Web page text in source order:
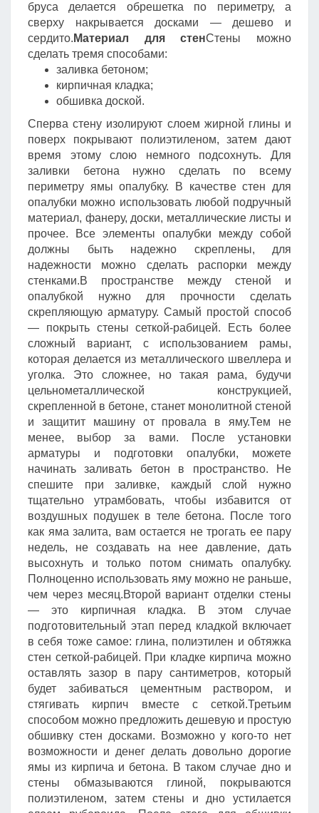
бруса делается обрешетка по периметру, а
сверху накрывается досками — дешево и
сердито. Материал для стенСтены можно
сделать тремя способами:
заливка бетоном;
кирпичная кладка;
обшивка доской.
Сперва стену изолируют слоем жирной глины и
поверх покрывают полиэтиленом, затем дают
время этому слою немного подсохнуть. Для
заливки бетона нужно сделать по всему
периметру ямы опалубку. В качестве стен для
опалубки можно использовать любой подручный
материал, фанеру, доски, металлические листы и
прочее. Все элементы опалубки между собой
должны быть надежно скреплены, для
надежности можно сделать распорки между
стенками.В пространстве между стеной и
опалубкой нужно для прочности сделать
скрепляющую арматуру. Самый простой способ
— покрыть стены сеткой-рабицей. Есть более
сложный вариант, с использованием рамы,
которая делается из металлического швеллера и
уголка. Это сложнее, но такая рама, будучи
цельнометаллической конструкцией,
скрепленной в бетоне, станет монолитной стеной
и защитит машину от провала в яму.Тем не
менее, выбор за вами. После установки
арматуры и подготовки опалубки, можете
начинать заливать бетон в пространство. Не
спешите при заливке, каждый слой нужно
тщательно утрамбовать, чтобы избавится от
воздушных подушек в теле бетона. После того
как яма залита, вам остается не трогать ее пару
недель, не создавать на нее давление, дать
высохнуть и только потом снимать опалубку.
Полноценно использовать яму можно не раньше,
чем через месяц.Второй вариант отделки стены
— это кирпичная кладка. В этом случае
подготовительный этап перед кладкой включает
в себя тоже самое: глина, полиэтилен и обтяжка
стен сеткой-рабицей. При кладке кирпича можно
оставлять зазор в пару сантиметров, который
будет забиваться цементным раствором, и
стягивать кирпич вместе с сеткой.Третьим
способом можно предложить дешевую и простую
обшивку стен досками. Возможно у кого-то нет
возможности и денег делать довольно дорогие
ямы из кирпича и бетона. В таком случае дно и
стены обмазываются глиной, покрываются
полиэтиленом, затем стены и дно устилается